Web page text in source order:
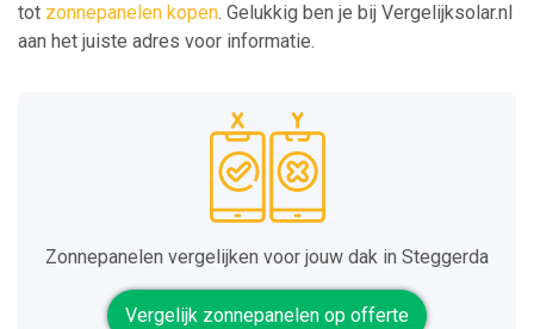
tot zonnepanelen kopen. Gelukkig ben je bij Vergelijksolar.nl
aan het juiste adres voor informatie.
Zonnepanelen vergelijken voor jouw dak in Steggerda
Vergelijk zonnepanelen op offerte